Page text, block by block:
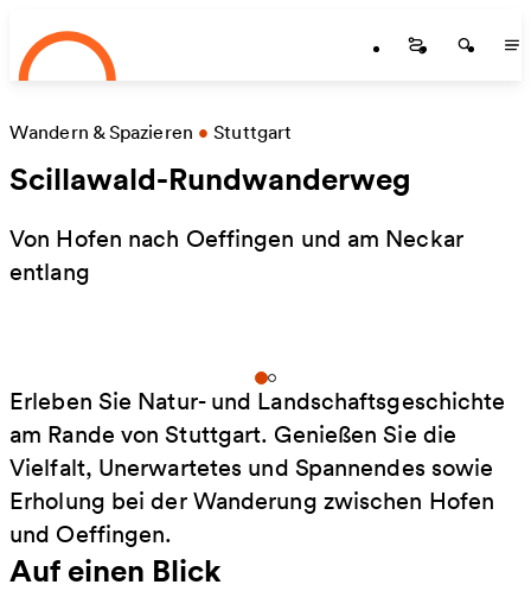
Zum Hauptinhalt springen
Startseite
Wandern & Spazieren • Stuttgart
Scillawald-Rundwanderweg
Von Hofen nach Oeffingen und am Neckar
entlang
Erleben Sie Natur- und Landschaftsgeschichte
am Rande von Stuttgart. Genießen Sie die
Vielfalt, Unerwartetes und Spannendes sowie
Erholung bei der Wanderung zwischen Hofen
und Oeffingen.
Auf einen Blick